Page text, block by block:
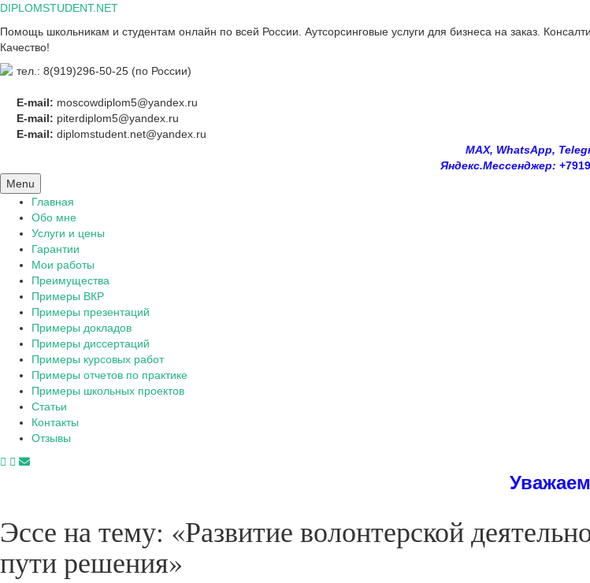
Skip
content
DIPLOMSTUDENT.NET
Помощь школьникам и студентам онлайн по всей России. Аутсорсинговые услуги для бизнеса на заказ.
Качество!
тел.: 8(919)296-50-25 (по России)
E-mail: moscowdiplom5@yandex.ru
E-mail: piterdiplom5@yandex.ru
E-mail: diplomstudent.net@yandex.ru
MAX, WhatsApp,
Яндекс.Мессенджер:
Menu
Главная
Обо мне
Услуги и цены
Гарантии
Мои работы
Преимущества
Примеры ВКР
Примеры презентаций
Примеры докладов
Примеры диссертаций
Примеры курсовых работ
Примеры отчетов по практике
Примеры школьных проектов
Статьи
Контакты
Отзывы
Уважаемые
Эссе на тему: «Развитие волонтерской
пути решения»